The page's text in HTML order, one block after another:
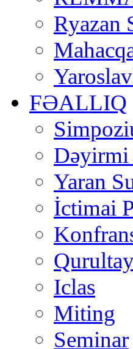
FƏALLIQ
Dəyirmi
Yaran
İctimai
Iclas
Miting
Seminar